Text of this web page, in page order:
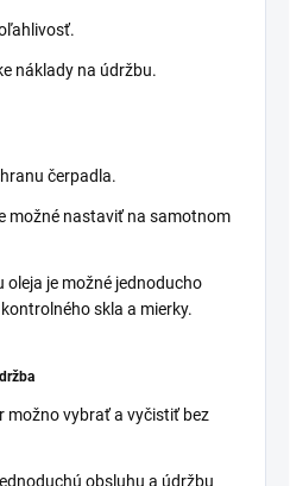
náklady na údržbu.
čerpadla.
možné nastaviť na samotnom
oleja je možné jednoducho
skla a mierky.
možno vybrať a vyčistiť bez
obsluhu a údržbu